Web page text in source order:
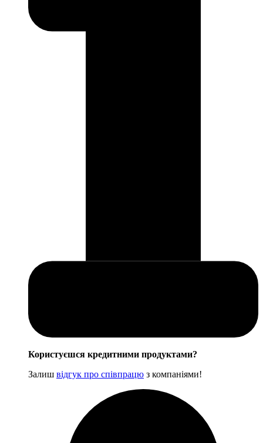
Користуєшся кредитними продуктами?
Залиш відгук про співпрацю з компаніями!